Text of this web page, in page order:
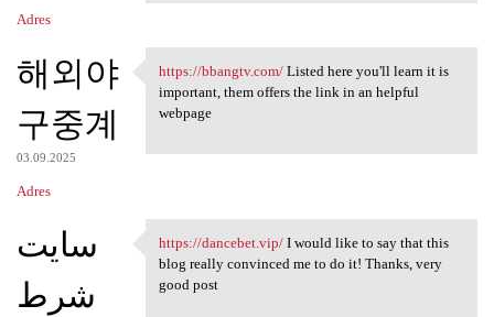
Adres
해외야
구중계
03.09.2025
Adres
https://bbangtv.com/ Listed
https://bbangtv.com/Listed here you'll learn it is
important, them offers the link in an helpful
webpage
سایت
شرط
https://dancebet.vip/ I would
https://dancebet.vip/I would like to say that this
blog really convinced me to do it! Thanks, very
good post